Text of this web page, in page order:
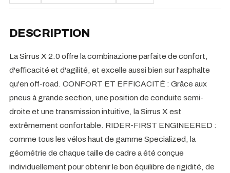
DESCRIPTION
La Sirrus X 2.0 offre la combinazione parfaite de confort,
d'efficacité et d'agilité, et excelle aussi bien sur l'asphalte
qu'en off-road. CONFORT ET EFFICACITÉ : Grâce aux
pneus à grande section, une position de conduite semi-
droite et une transmission intuitive, la Sirrus X est
extrêmement confortable. RIDER-FIRST ENGINEERED :
comme tous les vélos haut de gamme Specialized, la
géométrie de chaque taille de cadre a été conçue
individuellement pour obtenir le bon équilibre de rigidité, de